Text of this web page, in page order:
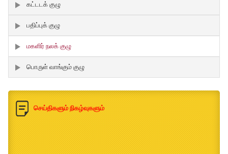
கட்டடக் குழு
பதிப்புக் குழு
மகளிர் நலக் குழு
பொருள் வாங்கும் குழு
செய்திகளும் நிகழ்வுகளும்